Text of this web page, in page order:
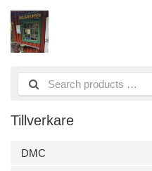
Tillverkare
DMC